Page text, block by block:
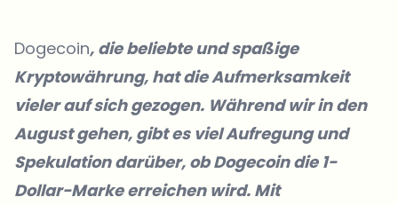
Dogecoin, die beliebte und spaßige
Kryptowährung, hat die Aufmerksamkeit
vieler auf sich gezogen. Während wir in den
August gehen, gibt es viel Aufregung und
Spekulation darüber, ob Dogecoin die 1-
Dollar-Marke erreichen wird. Mit